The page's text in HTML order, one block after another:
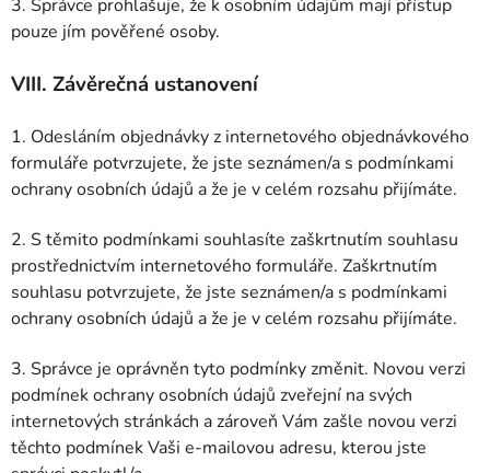
3. Správce prohlašuje, že k osobním údajům mají přístup
pouze jím pověřené osoby.
VIII. Závěrečná ustanovení
1. Odesláním objednávky z internetového objednávkového
formuláře potvrzujete, že jste seznámen/a s podmínkami
ochrany osobních údajů a že je v celém rozsahu přijímáte.
2. S těmito podmínkami souhlasíte zaškrtnutím souhlasu
prostřednictvím internetového formuláře. Zaškrtnutím
souhlasu potvrzujete, že jste seznámen/a s podmínkami
ochrany osobních údajů a že je v celém rozsahu přijímáte.
3. Správce je oprávněn tyto podmínky změnit. Novou verzi
podmínek ochrany osobních údajů zveřejní na svých
internetových stránkách a zároveň Vám zašle novou verzi
těchto podmínek Vaši e-mailovou adresu, kterou jste